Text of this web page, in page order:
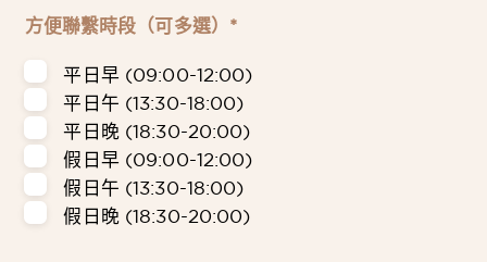
方便聯繫時段（可多選）*
平日早 (09:00-12:00)
平日午 (13:30-18:00)
平日晚 (18:30-20:00)
假日早 (09:00-12:00)
假日午 (13:30-18:00)
假日晚 (18:30-20:00)